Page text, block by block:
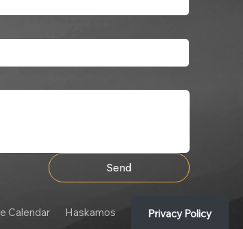
Send
Calendar Haskamos Privacy Policy